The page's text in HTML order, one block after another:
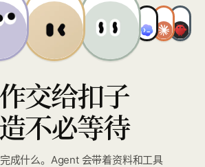
交给扣子
不必等待
成什么。Agent 会带着资料和工具